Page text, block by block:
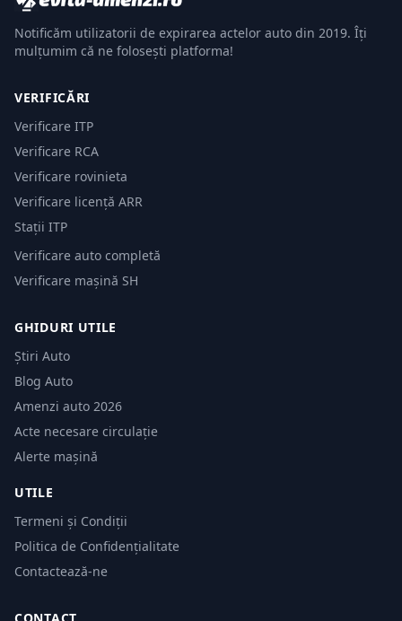
Notificăm utilizatorii de expirarea actelor auto din 2019. Îți
mulțumim că ne folosești platforma!
VERIFICĂRI
Verificare ITP
Verificare RCA
Verificare rovinieta
Verificare licență ARR
Stații ITP
Verificare auto completă
Verificare mașină SH
GHIDURI UTILE
Știri Auto
Blog Auto
Amenzi auto 2026
Acte necesare circulație
Alerte mașină
UTILE
Termeni și Condiții
Politica de Confidențialitate
Contactează-ne